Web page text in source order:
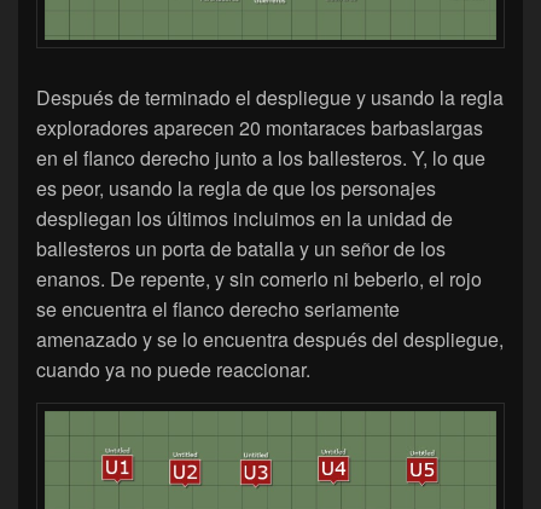
Después de terminado el despliegue y usando la regla
exploradores aparecen 20 montaraces barbaslargas
en el flanco derecho junto a los ballesteros. Y, lo que
es peor, usando la regla de que los personajes
despliegan los últimos incluimos en la unidad de
ballesteros un porta de batalla y un señor de los
enanos. De repente, y sin comerlo ni beberlo, el rojo
se encuentra el flanco derecho seriamente
amenazado y se lo encuentra después del despliegue,
cuando ya no puede reaccionar.